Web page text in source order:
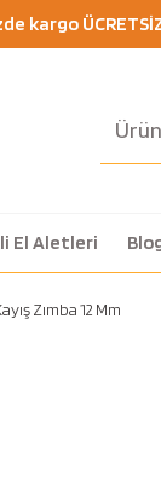
kargo
El Aletleri